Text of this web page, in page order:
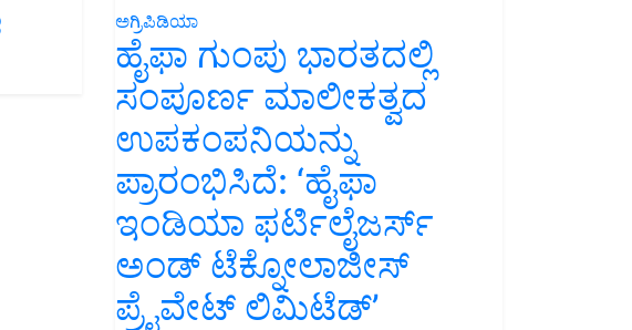
ಅಗ್ರಿಪಿಡಿಯಾ
ಹೈಫಾ ಗುಂಪು ಭಾರತದಲ್ಲಿ
ಸಂಪೂರ್ಣ ಮಾಲೀಕತ್ವದ
ಉಪಕಂಪನಿಯನ್ನು
ಪ್ರಾರಂಭಿಸಿದೆ: ‘ಹೈಫಾ
ಇಂಡಿಯಾ ಫರ್ಟಿಲೈಜರ್ಸ್
ಅಂಡ್ ಟೆಕ್ನೋಲಾಜೀಸ್
ಪ್ರೈವೇಟ್ ಲಿಮಿಟೆಡ್’